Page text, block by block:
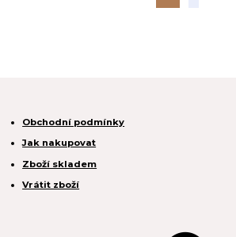
Obchodní podmínky
Jak nakupovat
Zboží skladem
Vrátit zboží